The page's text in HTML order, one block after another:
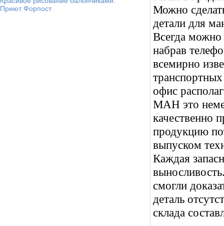
Приют Форпост
Можно
детали для
Всегда можно
набрав
всемирно
офис
МАН это
качественно
продукцию
выпуском
Каждая
смогли
деталь
склада